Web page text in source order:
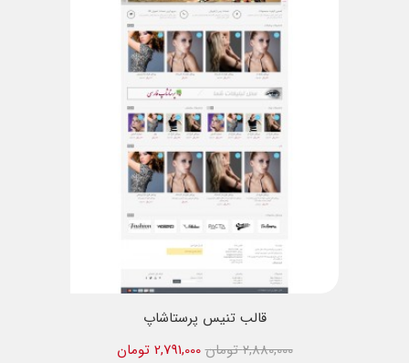
قالب تنیس پرستاشاپ
2,791,000 تومان
2,880,000 تومان